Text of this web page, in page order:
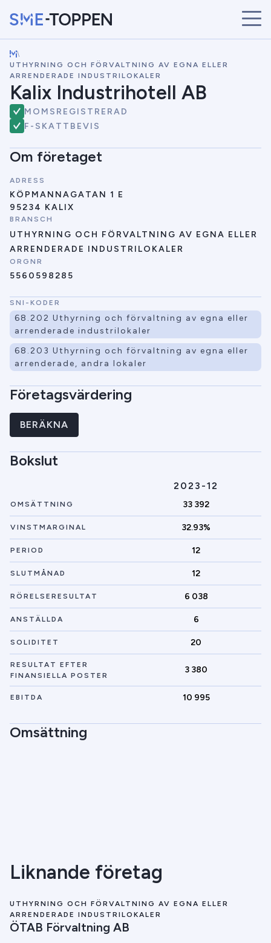
START
ÅRETS VINNARE
BRANSCHER
SÖK
NYHETER
\
UTHYRNING OCH FÖRVALTNING AV EGNA ELLER
ARRENDERADE INDUSTRILOKALER
Kalix Industrihotell AB
MOMSREGISTRERAD
F-SKATTBEVIS
Om företaget
ADRESS
KÖPMANNAGATAN 1 E
95234 KALIX
BRANSCH
UTHYRNING OCH FÖRVALTNING AV EGNA ELLER
ARRENDERADE INDUSTRILOKALER
ORGNR
5560598285
SNI-KODER
68.202 Uthyrning och förvaltning av egna eller
arrenderade industrilokaler
68.203 Uthyrning och förvaltning av egna eller
arrenderade, andra lokaler
Företagsvärdering
BERÄKNA
Bokslut
2023-12
OMSÄTTNING 33 392
VINSTMARGINAL 32.93%
PERIOD 12
SLUTMÅNAD 12
RÖRELSERESULTAT 6 038
ANSTÄLLDA 6
SOLIDITET 20
RESULTAT EFTER
FINANSIELLA POSTER
3 380
EBITDA 10 995
Omsättning
Liknande företag
UTHYRNING OCH FÖRVALTNING AV EGNA ELLER
ARRENDERADE INDUSTRILOKALER
ÖTAB Förvaltning AB